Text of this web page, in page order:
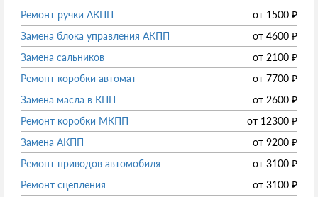
Ремонт ручки АКПП
от 1500 ₽
Замена блока управления АКПП
от 4600 ₽
Замена сальников
от 2100 ₽
Ремонт коробки автомат
от 7700 ₽
Замена масла в КПП
от 2600 ₽
Ремонт коробки МКПП
от 12300 ₽
Замена АКПП
от 9200 ₽
Ремонт приводов автомобиля
от 3100 ₽
Ремонт сцепления
от 3100 ₽